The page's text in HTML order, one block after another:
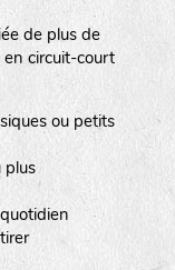
de plus de
circuit-court
ou petits
plus